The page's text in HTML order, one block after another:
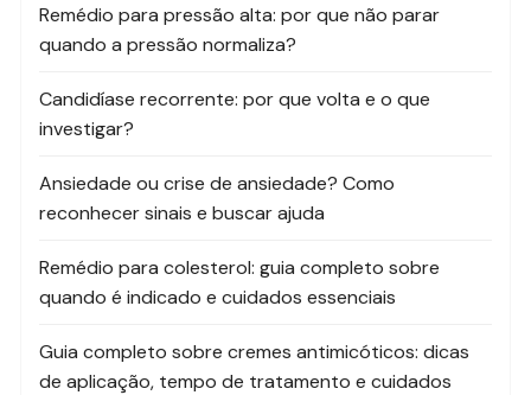
Remédio para pressão alta: por que não parar
quando a pressão normaliza?
Candidíase recorrente: por que volta e o que
investigar?
Ansiedade ou crise de ansiedade? Como
reconhecer sinais e buscar ajuda
Remédio para colesterol: guia completo sobre
quando é indicado e cuidados essenciais
Guia completo sobre cremes antimicóticos: dicas
de aplicação, tempo de tratamento e cuidados